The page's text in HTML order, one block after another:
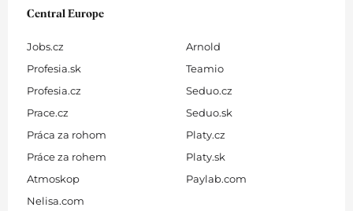
Central Europe
Jobs.cz
Profesia.sk
Profesia.cz
Prace.cz
Práca za rohom
Práce za rohem
Atmoskop
Nelisa.com
Arnold
Teamio
Seduo.cz
Seduo.sk
Platy.cz
Platy.sk
Paylab.com